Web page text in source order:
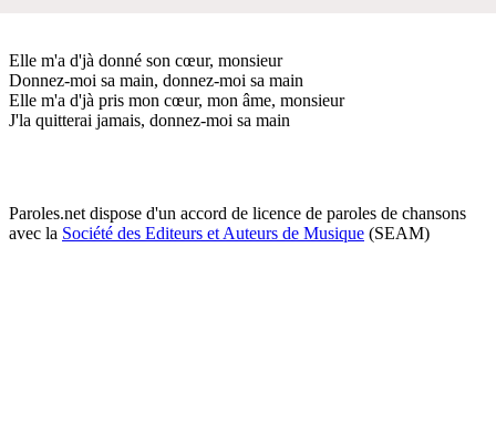
Elle m'a d'jà donné son cœur, monsieur
Donnez-moi sa main, donnez-moi sa main
Elle m'a d'jà pris mon cœur, mon âme, monsieur
J'la quitterai jamais, donnez-moi sa main
Paroles.net dispose d'un accord de licence de paroles de chansons
avec la Société des Editeurs et Auteurs de Musique (SEAM)